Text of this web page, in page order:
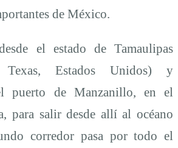
de México.
el estado de Tamaulipas
Estados Unidos) y
puerto de Manzanillo, en el
para salir desde allí al océano
corredor pasa por todo el